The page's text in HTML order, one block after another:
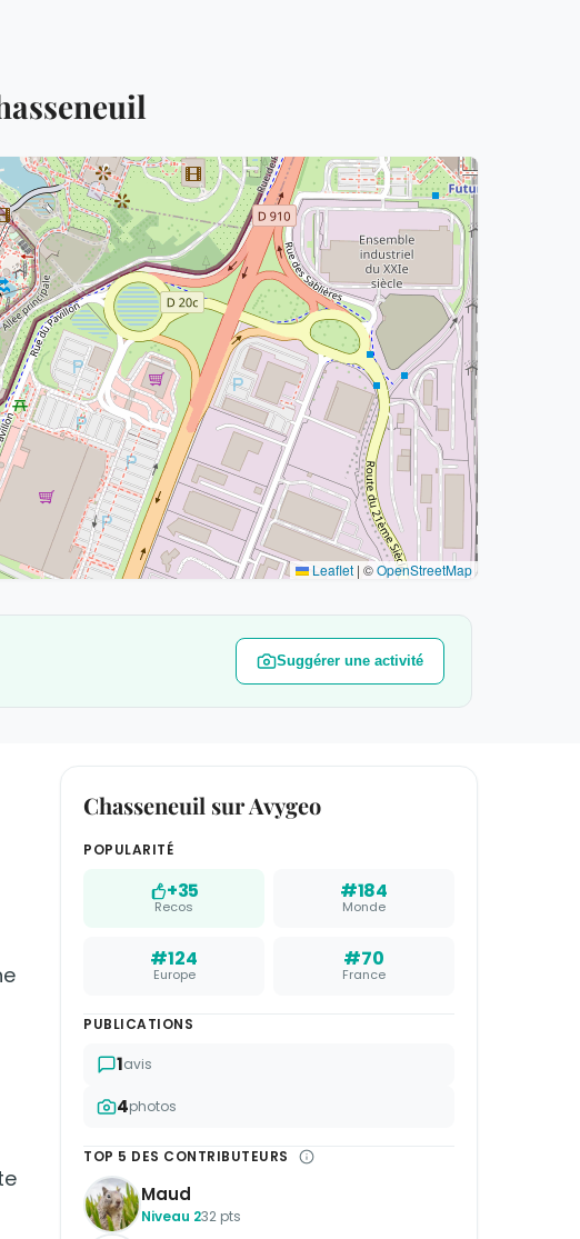
Leaflet | ©OpenStreetMap
Suggérer une activité
Chasseneuil sur Avygeo
POPULARITÉ
+35
Recos
#184
Monde
#124
Europe
#70
France
PUBLICATIONS
1avis
4photos
TOP 5 DES CONTRIBUTEURS
Maud
Niveau 232 pts